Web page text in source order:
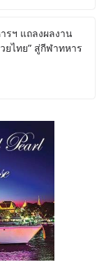
รฯ แถลงผลงาน
ยไทย” สู่กีฬาทหาร